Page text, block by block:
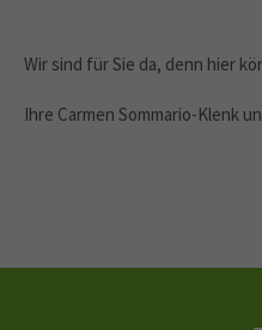
Wir sind für Sie da, denn hier
Ihre Carmen Sommario-Klenk